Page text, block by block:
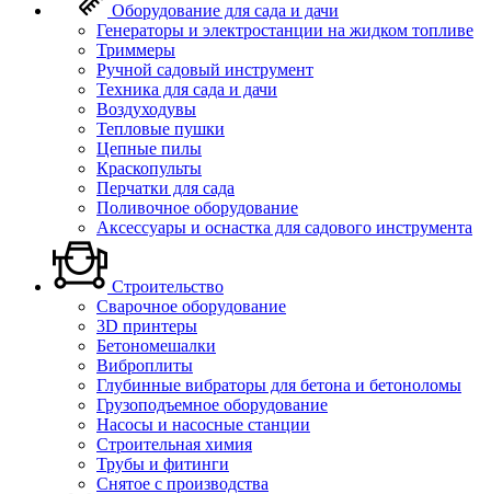
Оборудование для сада и дачи
Генераторы и электростанции на жидком топливе
Триммеры
Ручной садовый инструмент
Техника для сада и дачи
Воздуходувы
Тепловые пушки
Цепные пилы
Краскопульты
Перчатки для сада
Поливочное оборудование
Аксессуары и оснастка для садового инструмента
Строительство
Сварочное оборудование
3D принтеры
Бетономешалки
Виброплиты
Глубинные вибраторы для бетона и бетоноломы
Грузоподъемное оборудование
Насосы и насосные станции
Строительная химия
Трубы и фитинги
Снятое с производства